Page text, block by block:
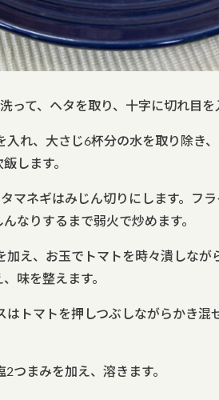
って、ヘタを取り、十字に切れ目を
入れ、大さじ6杯分の水を取り除き
します。
マネギはみじん切りにします。フ
なりするまで弱火で炒めます。
加え、お玉でトマトを時々潰しな
味を整えます。
はトマトを押しつぶしながらかき混
つまみを加え、溶きます。